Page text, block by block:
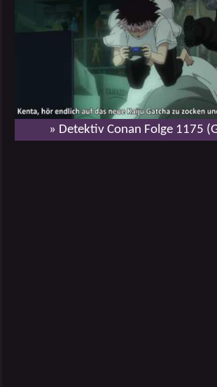
» Detektiv Conan Folge 1175